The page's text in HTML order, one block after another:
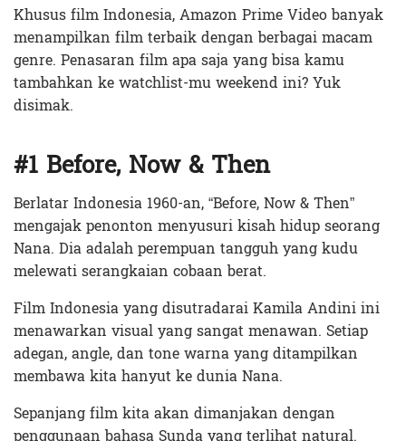
Khusus film Indonesia, Amazon Prime Video banyak
menampilkan film terbaik dengan berbagai macam
genre. Penasaran film apa saja yang bisa kamu
tambahkan ke watchlist-mu weekend ini? Yuk
disimak.
#1 Before, Now & Then
Berlatar Indonesia 1960-an, “Before, Now & Then”
mengajak penonton menyusuri kisah hidup seorang
Nana. Dia adalah perempuan tangguh yang kudu
melewati serangkaian cobaan berat.
Film Indonesia yang disutradarai Kamila Andini ini
menawarkan visual yang sangat menawan. Setiap
adegan, angle, dan tone warna yang ditampilkan
membawa kita hanyut ke dunia Nana.
Sepanjang film kita akan dimanjakan dengan
penggunaan bahasa Sunda yang terlihat natural.